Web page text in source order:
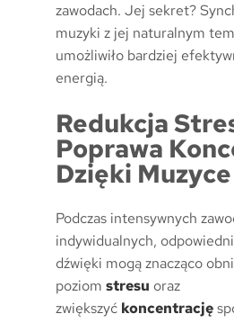
zawodach. Jej sekret?
muzyki z jej naturalnym
umożliwiło bardziej
energią.
Redukcja
Poprawa
Dzięki Muzyce
Podczas intensywnych
indywidualnych,
dźwięki mogą znacząco
poziom stresu oraz
zwiększyć koncentrację